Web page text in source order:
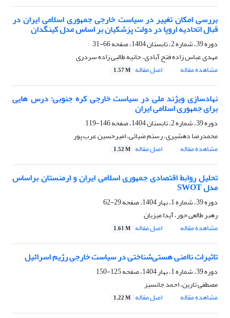
بررسی امکان تغییر در سیاست خارجی جمهوری اسلامی ایران در
قبال اتحادیه اروپا در دولت پزشکیان بر اساس مدل کینگدان
دوره 39، شماره 2، تابستان 1404، صفحه
66-31
مهدی عباس زاده فتح آبادی، حانیه طالبی زاده سردری
مشاهده مقاله
اصل مقاله 1.57 M
نهادسازی ویژند ملی در سیاست خارجی کره جنوبی: درس هایی
برای جمهوری اسلامی ایران
دوره 39، شماره 2، تابستان 1404، صفحه
146-119
محمدرضا دهشیری، رستم ضیائی، امیرحسین عرب پور
مشاهده مقاله
اصل مقاله 1.52 M
تحلیل روابط اقتصادی جمهوری اسلامی ایران و ارمنستان براساس
مدل SWOT
دوره 39، شماره 1، بهار 1404، صفحه
29-62
رهبر طالعی حور، آیدا میزبان
مشاهده مقاله
اصل مقاله 1.61 M
تاثیرات ناامنی هستی‌شناختی در سیاست خارجی رژیم اسرائیل
دوره 39، شماره 1، بهار 1404، صفحه
125-150
مصطفی تارین، احمد جانسیز
مشاهده مقاله
اصل مقاله 1.22 M